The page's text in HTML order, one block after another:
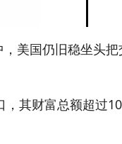
美国仍旧稳坐头把
其财富总额超过